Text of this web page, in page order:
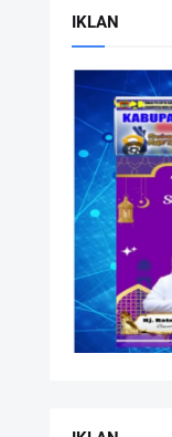
IKLAN